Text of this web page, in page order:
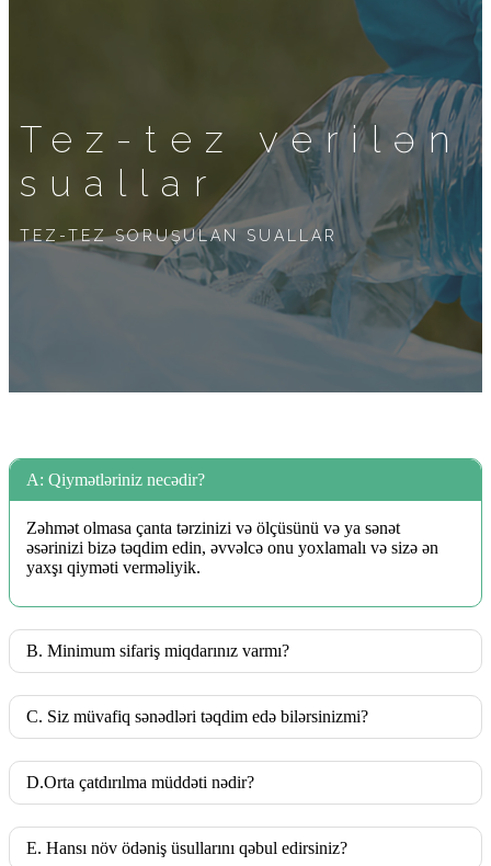
Tez-tez verilən
suallar
TEZ-TEZ SORUŞULAN SUALLAR
A: Qiymətləriniz necədir?
Zəhmət olmasa çanta tərzinizi və ölçüsünü və ya sənət
əsərinizi bizə təqdim edin, əvvəlcə onu yoxlamalı və sizə ən
yaxşı qiyməti verməliyik.
B. Minimum sifariş miqdarınız varmı?
C. Siz müvafiq sənədləri təqdim edə bilərsinizmi?
D.Orta çatdırılma müddəti nədir?
E. Hansı növ ödəniş üsullarını qəbul edirsiniz?